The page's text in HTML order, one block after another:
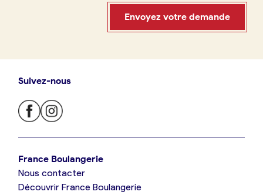
Je trouve ma boulangerie
Je suis boulanger
09 86 23 49 09
Non, annuler
Envoyez votre demande
Suivez-nous
France Boulangerie
Nous contacter
Découvrir France Boulangerie